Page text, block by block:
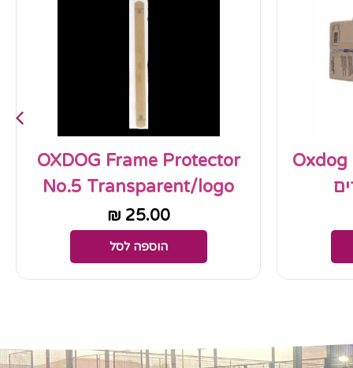
Oxdog
OXDOG Frame Protector
No.5 Transparent/logo
₪ 25.00
הוספה לסל